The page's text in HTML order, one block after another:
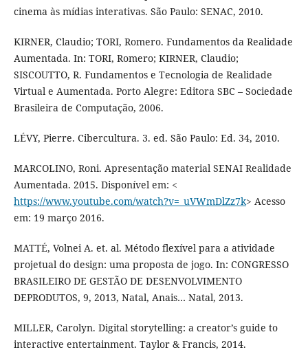
cinema às mídias interativas. São Paulo: SENAC, 2010.
KIRNER, Claudio; TORI, Romero. Fundamentos da Realidade
Aumentada. In: TORI, Romero; KIRNER, Claudio;
SISCOUTTO, R. Fundamentos e Tecnologia de Realidade
Virtual e Aumentada. Porto Alegre: Editora SBC – Sociedade
Brasileira de Computação, 2006.
LÉVY, Pierre. Cibercultura. 3. ed. São Paulo: Ed. 34, 2010.
MARCOLINO, Roni. Apresentação material SENAI Realidade
Aumentada. 2015. Disponível em: <
https://www.youtube.com/watch?v=_uVWmDlZz7k> Acesso
em: 19 março 2016.
MATTÉ, Volnei A. et. al. Método flexível para a atividade
projetual do design: uma proposta de jogo. In: CONGRESSO
BRASILEIRO DE GESTÃO DE DESENVOLVIMENTO
DEPRODUTOS, 9, 2013, Natal, Anais… Natal, 2013.
MILLER, Carolyn. Digital storytelling: a creator’s guide to
interactive entertainment. Taylor & Francis, 2014.